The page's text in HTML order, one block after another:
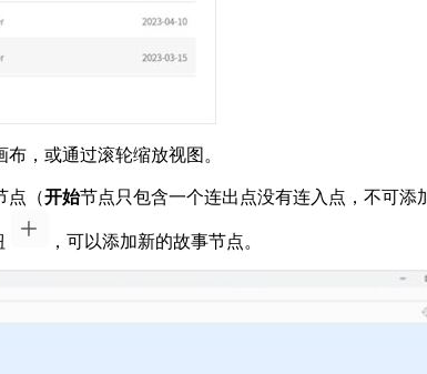
，或通过滚轮缩放视图。
点（开始节点只包含一个连出点没有连入点，不可添
，可以添加新的故事节点。